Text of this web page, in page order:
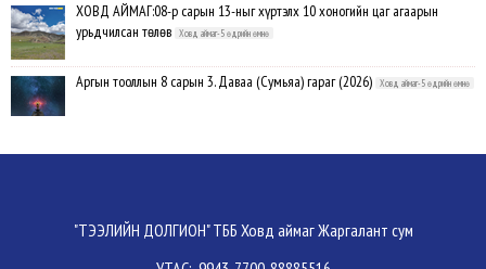
ХОВД АЙМАГ:08-р сарын 13-ныг хүртэлх 10 хоногийн цаг агаарын
урьдчилсан төлөв
Ховд аймаг-5 өдрийн өмнө
Аргын тооллын 8 сарын 3. Даваа (Сумьяа) гараг (2026) Ховд аймаг-5 өдрийн өмнө
Хүндэтгэлийн барилдаанд 64 бөх оролцлоо Ховд аймаг-8/3/2026
Улсын цол, чимэг хүртсэн бөхчүүд, харваачдад хүндэтгэл үзүүлэв
"ТЭЭЛИЙН ДОЛГИОН" ТББ Ховд аймаг Жаргалант сум